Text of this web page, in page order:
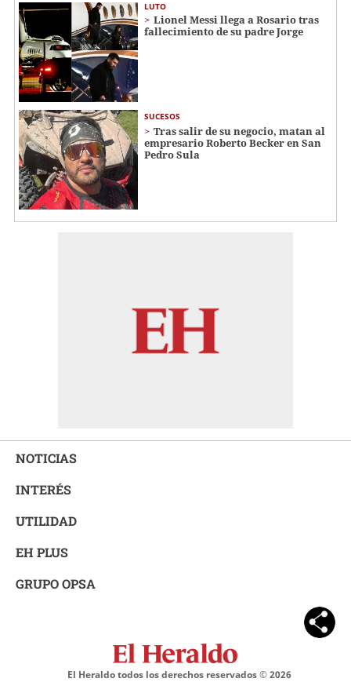
LUTO
Lionel Messi llega a Rosario tras
fallecimiento de su padre Jorge
SUCESOS
Tras salir de su negocio, matan al
empresario Roberto Becker en San
Pedro Sula
NOTICIAS
INTERÉS
UTILIDAD
EH PLUS
GRUPO OPSA
El Heraldo todos los derechos reservados ©2026